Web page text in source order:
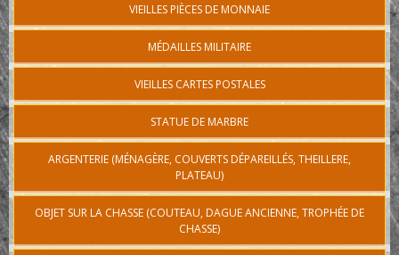
VIEILLES PIÈCES DE MONNAIE
MÉDAILLES MILITAIRE
VIEILLES CARTES POSTALES
STATUE DE MARBRE
ARGENTERIE (MÉNAGÈRE, COUVERTS DÉPAREILLÉS, THEILLERE,
PLATEAU)
OBJET SUR LA CHASSE (COUTEAU, DAGUE ANCIENNE, TROPHÉE DE
CHASSE)